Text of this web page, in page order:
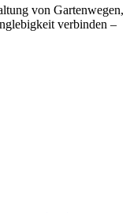
von Gartenwegen,
verbinden –